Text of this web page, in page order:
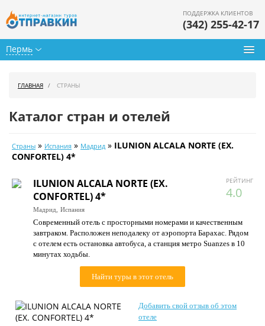
Пермь
ПОДДЕРЖКА КЛИЕНТОВ
(342) 255-42-17
Календарь туров
Цены дня
Страны
Как купить
О нас
ГЛАВНАЯ СТРАНЫ
Каталог стран и отелей
Страны » Испания » Мадрид » ILUNION ALCALA NORTE (EX.
CONFORTEL) 4*
РЕЙТИНГ
4.0
ILUNION ALCALA NORTE (EX.
CONFORTEL) 4*
Мадрид, Испания
Современный отель с просторными номерами и качественным
завтраком. Расположен неподалеку от аэропорта Барахас. Рядом
с отелем есть остановка автобуса, а станция метро Suanzes в 10
минутах ходьбы.
Найти туры в этот отель
Добавить свой отзыв об этом
отеле